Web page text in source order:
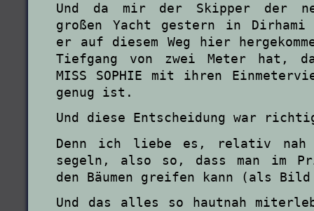
Und da mir der Skipper der
großen Yacht gestern in
er auf diesem Weg hier
Tiefgang von zwei Meter hat,
MISS SOPHIE mit ihren
genug ist.
Und diese Entscheidung war
Denn ich liebe es, relativ nah
segeln, also so, dass man im
den Bäumen greifen kann (als
Und das alles so hautnah